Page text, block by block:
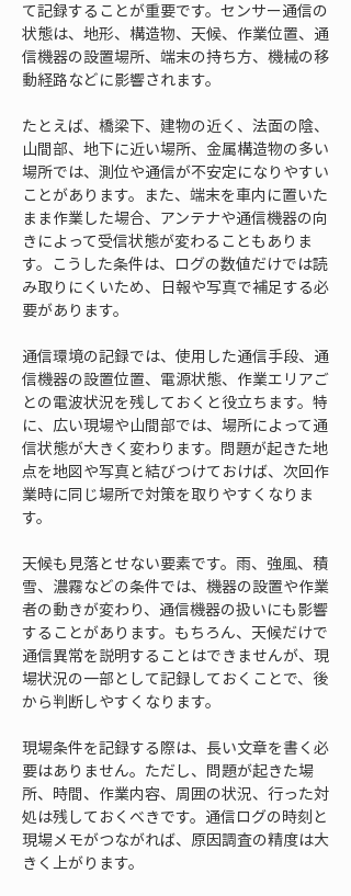
て記録することが重要です。センサー通信の
状態は、地形、構造物、天候、作業位置、通
信機器の設置場所、端末の持ち方、機械の移
動経路などに影響されます。
たとえば、橋梁下、建物の近く、法面の陰、
山間部、地下に近い場所、金属構造物の多い
場所では、測位や通信が不安定になりやすい
ことがあります。また、端末を車内に置いた
まま作業した場合、アンテナや通信機器の向
きによって受信状態が変わることもありま
す。こうした条件は、ログの数値だけでは読
み取りにくいため、日報や写真で補足する必
要があります。
通信環境の記録では、使用した通信手段、通
信機器の設置位置、電源状態、作業エリアご
との電波状況を残しておくと役立ちます。特
に、広い現場や山間部では、場所によって通
信状態が大きく変わります。問題が起きた地
点を地図や写真と結びつけておけば、次回作
業時に同じ場所で対策を取りやすくなりま
す。
天候も見落とせない要素です。雨、強風、積
雪、濃霧などの条件では、機器の設置や作業
者の動きが変わり、通信機器の扱いにも影響
することがあります。もちろん、天候だけで
通信異常を説明することはできませんが、現
場状況の一部として記録しておくことで、後
から判断しやすくなります。
現場条件を記録する際は、長い文章を書く必
要はありません。ただし、問題が起きた場
所、時間、作業内容、周囲の状況、行った対
処は残しておくべきです。通信ログの時刻と
現場メモがつながれば、原因調査の精度は大
きく上がります。